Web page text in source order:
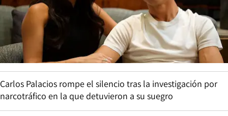
Carlos Palacios rompe el silencio tras la investigación por
narcotráfico en la que detuvieron a su suegro